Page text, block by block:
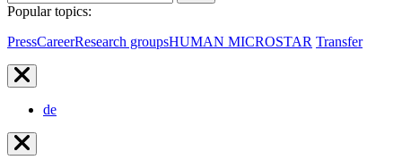
Popular topics:
PressCareerResearch groupsHUMAN MICROSTAR Transfer
de